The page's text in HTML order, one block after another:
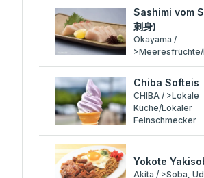
Sashimi vom
刺身)
Okayama /
Chiba Softeis
CHIBA / >Lokale
Küche/Lokaler
Feinschmecker
Yokote
Akita / >Soba,